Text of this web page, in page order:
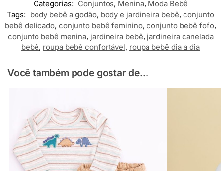
Categorias: Conjuntos, Menina, Moda Bebê
Tags: body bebê algodão, body e jardineira bebê, conjunto
bebê delicado, conjunto bebê feminino, conjunto bebê fofo,
conjunto bebê menina, jardineira bebê, jardineira canelada
bebê, roupa bebê confortável, roupa bebê dia a dia
Você também pode gostar de...